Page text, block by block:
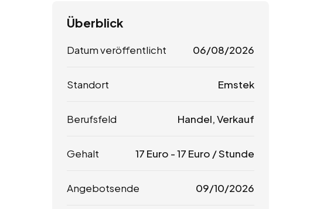
Überblick
Datum veröffentlicht 06/08/2026
Standort Emstek
Berufsfeld Handel, Verkauf
Gehalt 17 Euro -17 Euro / Stunde
Angebotsende 09/10/2026